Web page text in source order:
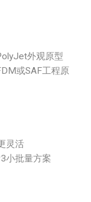
外观原型
或SAF工程原
灵活
小批量方案